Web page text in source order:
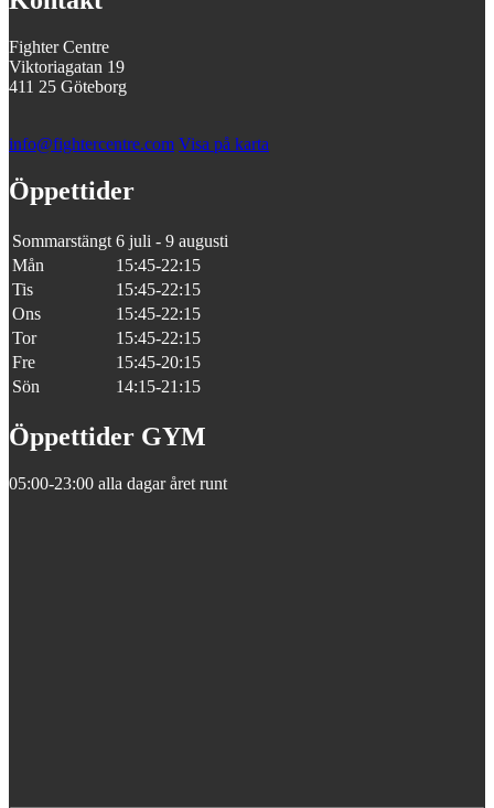
Fighter Centre
Viktoriagatan 19
411 25 Göteborg
info@fightercentre.com Visa på karta
Öppettider
Sommarstängt 6 juli - 9 augusti
Mån
15:45-22:15
Tis
15:45-22:15
Ons
15:45-22:15
Tor
15:45-22:15
Fre
15:45-20:15
Sön
14:15-21:15
Öppettider GYM
05:00-23:00 alla dagar året runt